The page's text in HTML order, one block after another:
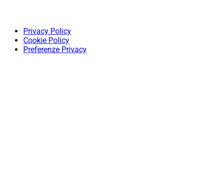
Privacy Policy
Cookie Policy
Preferenze Privacy